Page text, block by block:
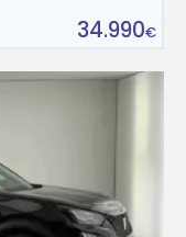
34.990€